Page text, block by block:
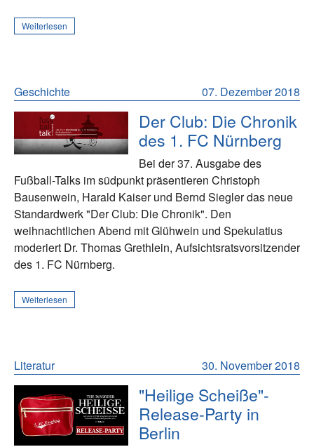
Weiterlesen
07. Dezember 2018
Geschichte
Der Club: Die Chronik
des 1. FC Nürnberg
Bei der 37. Ausgabe des
Fußball-Talks im südpunkt präsentieren Christoph
Bausenwein, Harald Kaiser und Bernd Siegler das neue
Standardwerk "Der Club: Die Chronik". Den
weihnachtlichen Abend mit Glühwein und Spekulatius
moderiert Dr. Thomas Grethlein, Aufsichtsratsvorsitzender
des 1. FC Nürnberg.
Weiterlesen
30. November 2018
Literatur
"Heilige Scheiße"-
Release-Party in
Berlin